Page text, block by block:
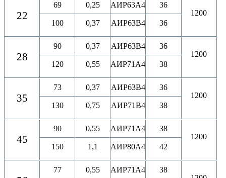
22
69
100
0,25
0,37
АИР63A4
АИР63B4
36
36
1200
28
90
120
0,37
0,55
АИР63B4
АИР71A4
36
38
1200
35
73
130
0,37
0,75
АИР63B4
АИР71B4
36
38
1200
45
90
150
0,55
1,1
АИР71A4
АИР80A4
38
42
1200
77 0,55 АИР71A4 38